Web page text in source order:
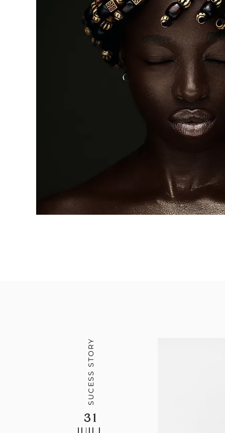
SUCESS STORY
31